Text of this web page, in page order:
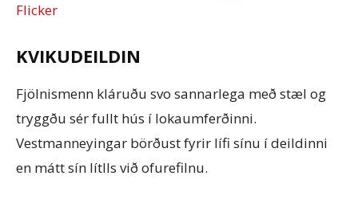
Flicker
KVIKUDEILDIN
Fjölnismenn kláruðu svo sannarlega með stæl og
tryggðu sér fullt hús í lokaumferðinni.
Vestmanneyingar börðust fyrir lífi sínu í deildinni
en mátt sín lítlls við ofurefilnu.